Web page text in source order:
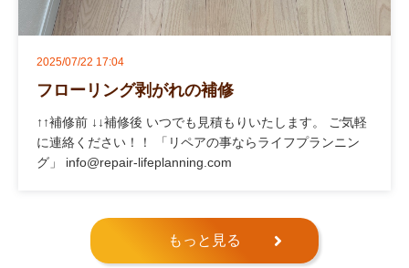
2025/07/22 17:04
フローリング剥がれの補修
↑↑補修前 ↓↓補修後 いつでも見積もりいたします。 ご気軽
に連絡ください！！ 「リペアの事ならライフプランニン
グ」 info@repair-lifeplanning.com
もっと見る